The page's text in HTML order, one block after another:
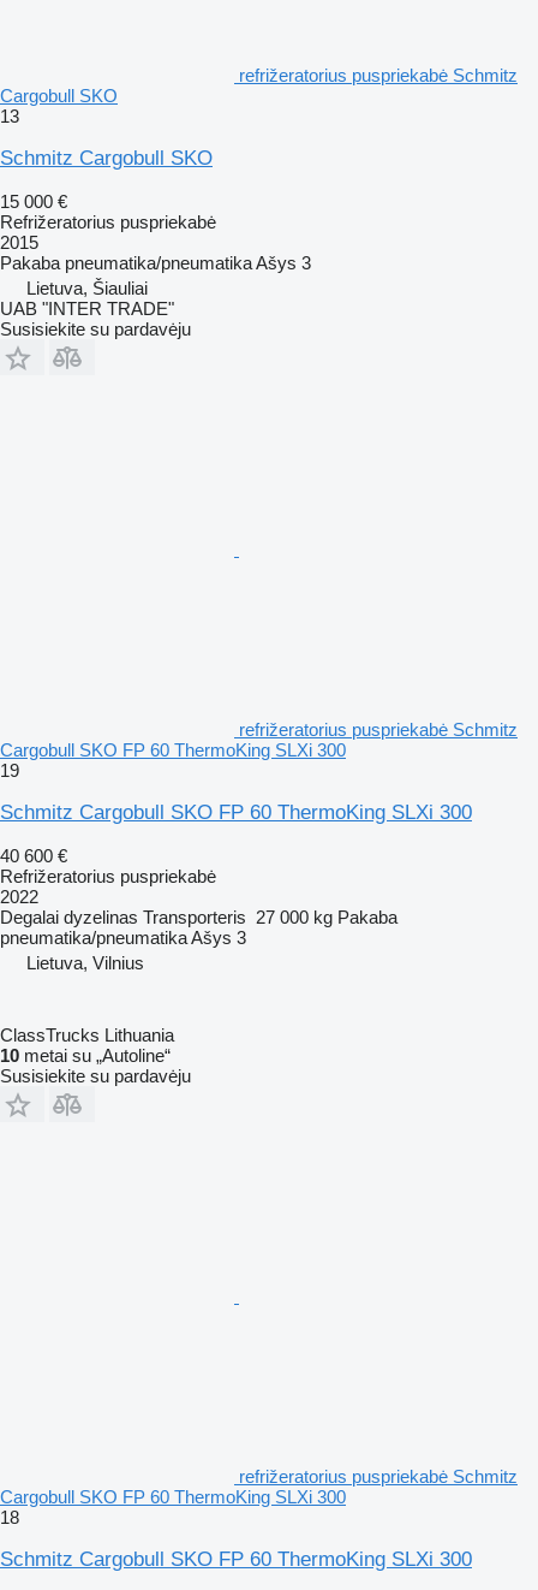
refrižeratorius puspriekabė Schmitz
Cargobull SKO
13
Schmitz Cargobull SKO
15 000 €
Refrižeratorius puspriekabė
2015
Pakaba pneumatika/pneumatikaAšys 3
Lietuva, Šiauliai
UAB "INTER TRADE"
Susisiekite su pardavėju
refrižeratorius puspriekabė Schmitz
Cargobull SKO FP 60 ThermoKing SLXi 300
19
Schmitz Cargobull SKO FP 60 ThermoKing SLXi 300
40 600 €
Refrižeratorius puspriekabė
2022
Degalai dyzelinas Transporteris 27 000 kg Pakaba
pneumatika/pneumatikaAšys 3
Lietuva, Vilnius
ClassTrucks Lithuania
10 metai su „Autoline“
Susisiekite su pardavėju
refrižeratorius puspriekabė Schmitz
Cargobull SKO FP 60 ThermoKing SLXi 300
18
Schmitz Cargobull SKO FP 60 ThermoKing SLXi 300